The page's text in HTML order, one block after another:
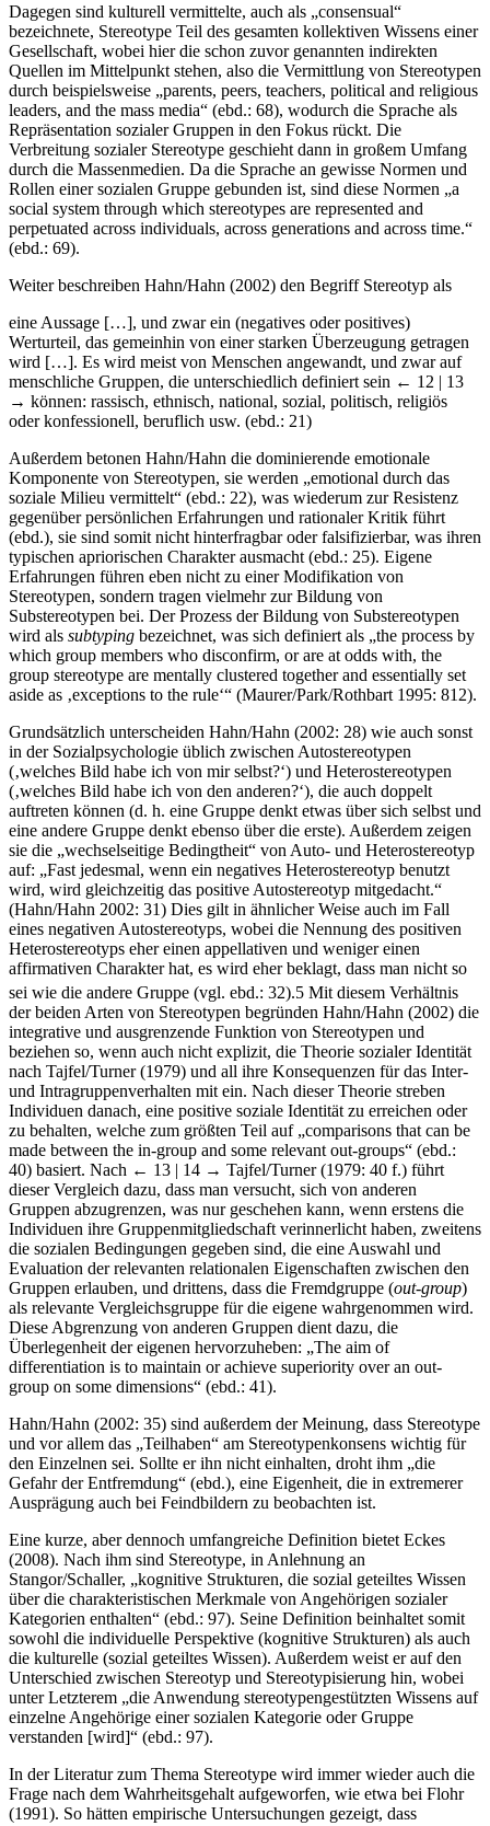
Dagegen sind kulturell vermittelte, auch als „consensual“
bezeichnete, Stereotype Teil des gesamten kollektiven Wissens einer
Gesellschaft, wobei hier die schon zuvor genannten indirekten
Quellen im Mittelpunkt stehen, also die Vermittlung von Stereotypen
durch beispielsweise „parents, peers, teachers, political and religious
leaders, and the mass media“ (ebd.: 68), wodurch die Sprache als
Repräsentation sozialer Gruppen in den Fokus rückt. Die
Verbreitung sozialer Stereotype geschieht dann in großem Umfang
durch die Massenmedien. Da die Sprache an gewisse Normen und
Rollen einer sozialen Gruppe gebunden ist, sind diese Normen „a
social system through which stereotypes are represented and
perpetuated across individuals, across generations and across time.“
(ebd.: 69).
Weiter beschreiben Hahn/Hahn (2002) den Begriff Stereotyp als
eine Aussage […], und zwar ein (negatives oder positives)
Werturteil, das gemeinhin von einer starken Überzeugung getragen
wird […]. Es wird meist von Menschen angewandt, und zwar auf
menschliche Gruppen, die unterschiedlich definiert sein ← 12 | 13
→ können: rassisch, ethnisch, national, sozial, politisch, religiös
oder konfessionell, beruflich usw. (ebd.: 21)
Außerdem betonen Hahn/Hahn die dominierende emotionale
Komponente von Stereotypen, sie werden „emotional durch das
soziale Milieu vermittelt“ (ebd.: 22), was wiederum zur Resistenz
gegenüber persönlichen Erfahrungen und rationaler Kritik führt
(ebd.), sie sind somit nicht hinterfragbar oder falsifizierbar, was ihren
typischen apriorischen Charakter ausmacht (ebd.: 25). Eigene
Erfahrungen führen eben nicht zu einer Modifikation von
Stereotypen, sondern tragen vielmehr zur Bildung von
Substereotypen bei. Der Prozess der Bildung von Substereotypen
wird als subtyping bezeichnet, was sich definiert als „the process by
which group members who disconfirm, or are at odds with, the
group stereotype are mentally clustered together and essentially set
aside as ‚exceptions to the rule‘“ (Maurer/Park/Rothbart 1995: 812).
Grundsätzlich unterscheiden Hahn/Hahn (2002: 28) wie auch sonst
in der Sozialpsychologie üblich zwischen Autostereotypen
(‚welches Bild habe ich von mir selbst?‘) und Heterostereotypen
(‚welches Bild habe ich von den anderen?‘), die auch doppelt
auftreten können (d. h. eine Gruppe denkt etwas über sich selbst und
eine andere Gruppe denkt ebenso über die erste). Außerdem zeigen
sie die „wechselseitige Bedingtheit“ von Auto- und Heterostereotyp
auf: „Fast jedesmal, wenn ein negatives Heterostereotyp benutzt
wird, wird gleichzeitig das positive Autostereotyp mitgedacht.“
(Hahn/Hahn 2002: 31) Dies gilt in ähnlicher Weise auch im Fall
eines negativen Autostereotyps, wobei die Nennung des positiven
Heterostereotyps eher einen appellativen und weniger einen
affirmativen Charakter hat, es wird eher beklagt, dass man nicht so
sei wie die andere Gruppe (vgl. ebd.: 32).5 Mit diesem Verhältnis
der beiden Arten von Stereotypen begründen Hahn/Hahn (2002) die
integrative und ausgrenzende Funktion von Stereotypen und
beziehen so, wenn auch nicht explizit, die Theorie sozialer Identität
nach Tajfel/Turner (1979) und all ihre Konsequenzen für das Inter-
und Intragruppenverhalten mit ein. Nach dieser Theorie streben
Individuen danach, eine positive soziale Identität zu erreichen oder
zu behalten, welche zum größten Teil auf „comparisons that can be
made between the in-group and some relevant out-groups“ (ebd.:
40) basiert. Nach ← 13 | 14 → Tajfel/Turner (1979: 40 f.) führt
dieser Vergleich dazu, dass man versucht, sich von anderen
Gruppen abzugrenzen, was nur geschehen kann, wenn erstens die
Individuen ihre Gruppenmitgliedschaft verinnerlicht haben, zweitens
die sozialen Bedingungen gegeben sind, die eine Auswahl und
Evaluation der relevanten relationalen Eigenschaften zwischen den
Gruppen erlauben, und drittens, dass die Fremdgruppe (out-group)
als relevante Vergleichsgruppe für die eigene wahrgenommen wird.
Diese Abgrenzung von anderen Gruppen dient dazu, die
Überlegenheit der eigenen hervorzuheben: „The aim of
differentiation is to maintain or achieve superiority over an out-
group on some dimensions“ (ebd.: 41).
Hahn/Hahn (2002: 35) sind außerdem der Meinung, dass Stereotype
und vor allem das „Teilhaben“ am Stereotypenkonsens wichtig für
den Einzelnen sei. Sollte er ihn nicht einhalten, droht ihm „die
Gefahr der Entfremdung“ (ebd.), eine Eigenheit, die in extremerer
Ausprägung auch bei Feindbildern zu beobachten ist.
Eine kurze, aber dennoch umfangreiche Definition bietet Eckes
(2008). Nach ihm sind Stereotype, in Anlehnung an
Stangor/Schaller, „kognitive Strukturen, die sozial geteiltes Wissen
über die charakteristischen Merkmale von Angehörigen sozialer
Kategorien enthalten“ (ebd.: 97). Seine Definition beinhaltet somit
sowohl die individuelle Perspektive (kognitive Strukturen) als auch
die kulturelle (sozial geteiltes Wissen). Außerdem weist er auf den
Unterschied zwischen Stereotyp und Stereotypisierung hin, wobei
unter Letzterem „die Anwendung stereotypengestützten Wissens auf
einzelne Angehörige einer sozialen Kategorie oder Gruppe
verstanden [wird]“ (ebd.: 97).
In der Literatur zum Thema Stereotype wird immer wieder auch die
Frage nach dem Wahrheitsgehalt aufgeworfen, wie etwa bei Flohr
(1991). So hätten empirische Untersuchungen gezeigt, dass